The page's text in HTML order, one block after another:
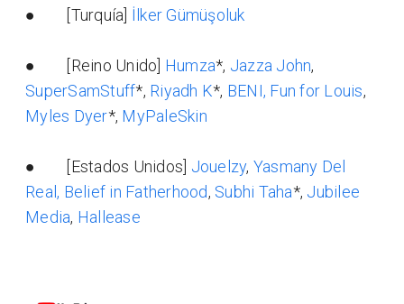
● [Turquía] İlker Gümüşoluk
● [Reino Unido] Humza*, Jazza John,
SuperSamStuff*, Riyadh K*, BENI, Fun for Louis,
Myles Dyer*, MyPaleSkin
● [Estados Unidos] Jouelzy, Yasmany Del
Real, Belief in Fatherhood, Subhi Taha*, Jubilee
Media, Hallease